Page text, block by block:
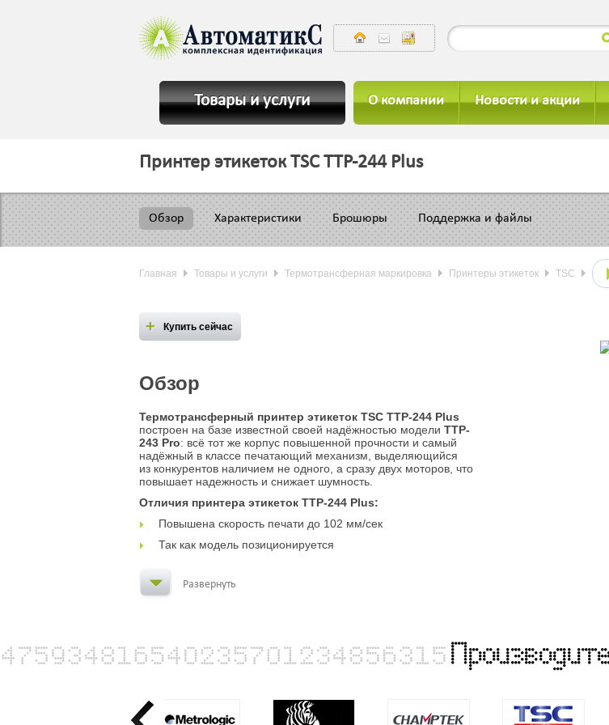
Товары и услуги О компании Новости и акции
Принтер этикеток TSC TTP-244 Plus
Обзор Характеристики Брошюры Поддержка и файлы
Главная Товары и услуги Термотрансферная маркировка Принтеры этикеток TSC
Купить сейчас
Обзор
Термотрансферный принтер этикеток TSC TTP-244 Plus
построен на базе известной своей надёжностью модели TTP-
243 Pro: всё тот же корпус повышенной прочности и самый
надёжный в классе печатающий механизм, выделяющийся
из конкурентов наличием не одного, а сразу двух моторов, что
повышает надежность и снижает шумность.
Отличия принтера этикеток TTP-244 Plus:
Повышена скорость печати до 102 мм/сек
Так как модель позиционируется
Развернуть